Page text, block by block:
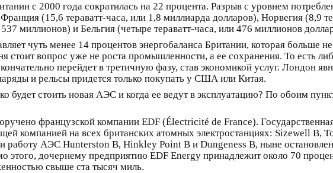
с 2000 года сократилась на 22 процента. Разрыв с уровнем
(15,6 тераватт-часа, или 1,8 миллиарда долларов), Норвегия (8,9
миллионов) и Бельгия (четыре тераватт-часа, или 476 миллионов
чуть менее 14 процентов энергобаланса Британии, которая больше
стоит вопрос уже не роста промышленности, а ее сохранения. То есть
перейдет в третичную фазу, став экономикой услуг. Лондон
и рельсы придется только покупать у США или Китая.
будет стоить новая АЭС и когда ее ведут в эксплуатацию? По обоим
французской компании EDF (Électricité de France).
компанией на всех британских атомных электростанциях: Sizewell B,
работу АЭС Hunterston B, Hinkley Point B и Dungeness B, ныне
дочернему предприятию EDF Energy принадлежит около 70
свыше ста тысяч миль.